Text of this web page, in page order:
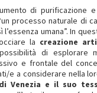
di purificazione e
processo naturale di
umana”. In
la creazione
di esplorare
e frontale del
e a considerare nella
Venezia e il suo